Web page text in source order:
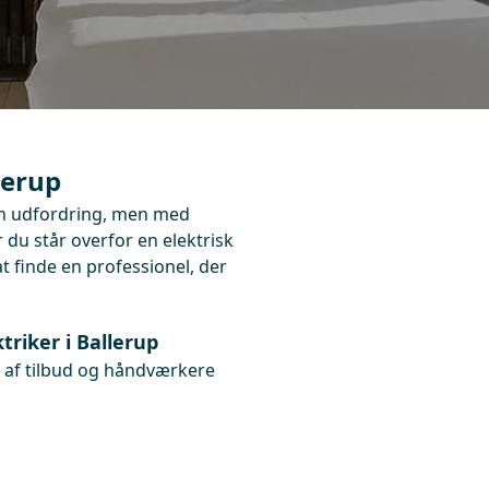
udfordring, men med
du står overfor en elektrisk
finde en professionel, der
i Ballerup
af tilbud og håndværkere